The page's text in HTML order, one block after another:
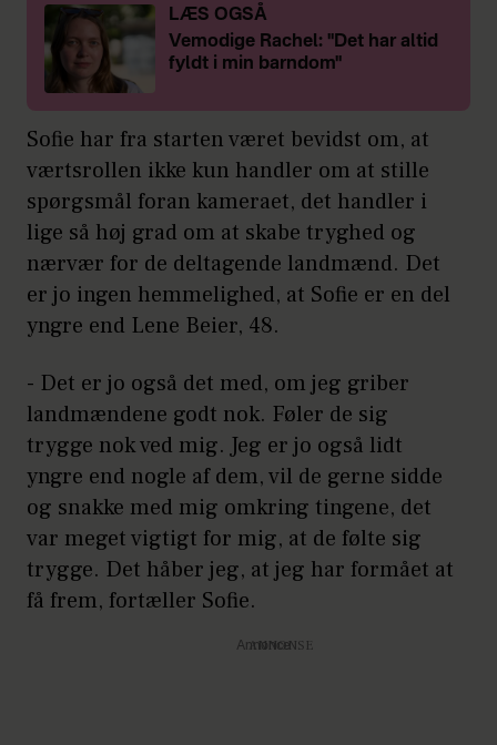
LÆS OGSÅ
Vemodige Rachel: "Det har altid
fyldt i min barndom"
Sofie har fra starten været bevidst om, at
værtsrollen ikke kun handler om at stille
spørgsmål foran kameraet, det handler i
lige så høj grad om at skabe tryghed og
nærvær for de deltagende landmænd. Det
er jo ingen hemmelighed, at Sofie er en del
yngre end Lene Beier, 48.
- Det er jo også det med, om jeg griber
landmændene godt nok. Føler de sig
trygge nok ved mig. Jeg er jo også lidt
yngre end nogle af dem, vil de gerne sidde
og snakke med mig omkring tingene, det
var meget vigtigt for mig, at de følte sig
trygge. Det håber jeg, at jeg har formået at
få frem, fortæller Sofie.
Annonce